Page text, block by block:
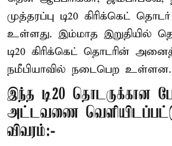
முத்தரப்பு டி20 கிரிக்கெட்
உள்ளது. இம்மாத இறுதியில்
டி20 கிரிக்கெட் தொடரின்
நமீபியாவில் நடைபெற உள்ளன.
இந்த டி20 தொடருக்கான
அட்டவணை
விவரம்:-